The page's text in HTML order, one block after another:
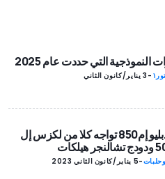
النموذجية التي حددت عام 2025
- 3 يناير/كانون الثاني
بي إم دبليو إم850 تواجه كلا من لكزس إل
-5 يناير/كانون الثاني 2023